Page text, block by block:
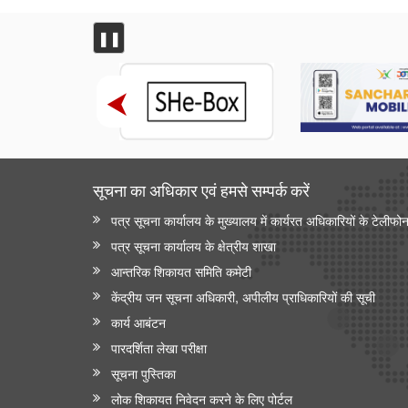
❚❚
सूचना का अधिकार एवं हमसे सम्‍पर्क करें
पत्र सूचना कार्यालय के मुख्यालय में कार्यरत अधिकारियों के
पत्र सूचना कार्यालय के क्षेत्रीय शाखा
आन्‍तरिक शिकायत समिति कमेटी
केंद्रीय जन सूचना अधिकारी, अपीलीय प्राधिकारियों की सूची
कार्य आबंटन
पारदर्शिता लेखा परीक्षा
सूचना पुस्तिका
लोक शिकायत निवेदन करने के लिए पोर्टल